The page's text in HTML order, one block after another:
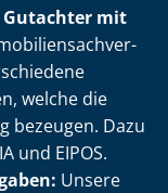
mit
welche die
bezeugen. Dazu
und EIPOS.
Unsere